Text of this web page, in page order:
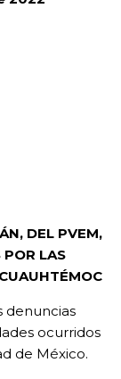
DEL PVEM,
POR LAS
denuncias
ocurridos
de México.